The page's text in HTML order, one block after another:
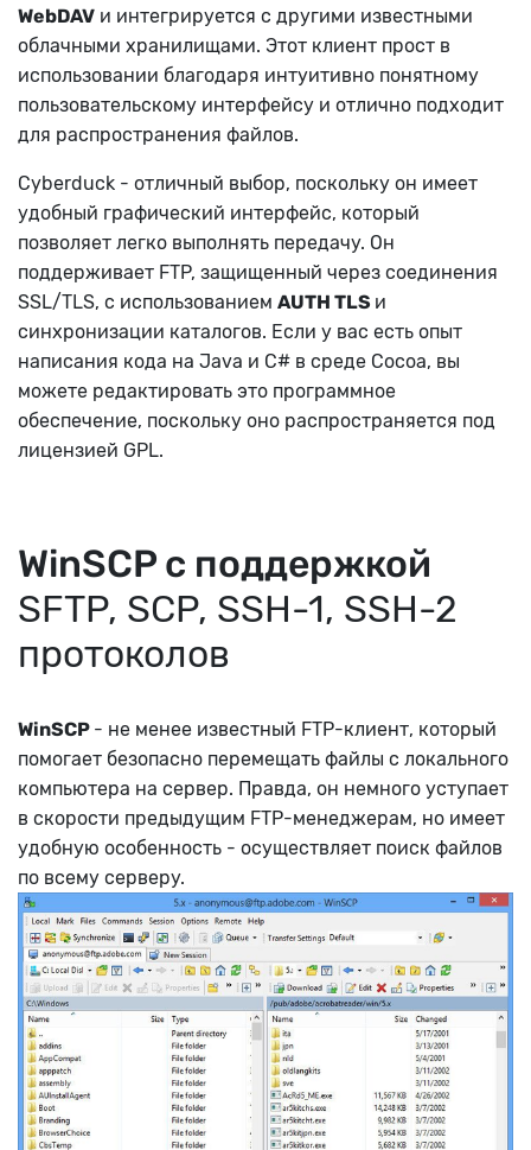
WebDAV и интегрируется с другими известными
облачными хранилищами. Этот клиент прост в
использовании благодаря интуитивно понятному
пользовательскому интерфейсу и отлично подходит
для распространения файлов.
Cyberduck - отличный выбор, поскольку он имеет
удобный графический интерфейс, который
позволяет легко выполнять передачу. Он
поддерживает FTP, защищенный через соединения
SSL/TLS, с использованием AUTH TLS и
синхронизации каталогов. Если у вас есть опыт
написания кода на Java и C# в среде Cocoa, вы
можете редактировать это программное
обеспечение, поскольку оно распространяется под
лицензией GPL.
WinSCP с поддержкой
SFTP, SCP, SSH-1, SSH-2
протоколов
WinSCP - не менее известный FTP-клиент, который
помогает безопасно перемещать файлы с локального
компьютера на сервер. Правда, он немного уступает
в скорости предыдущим FTP-менеджерам, но имеет
удобную особенность - осуществляет поиск файлов
по всему серверу.